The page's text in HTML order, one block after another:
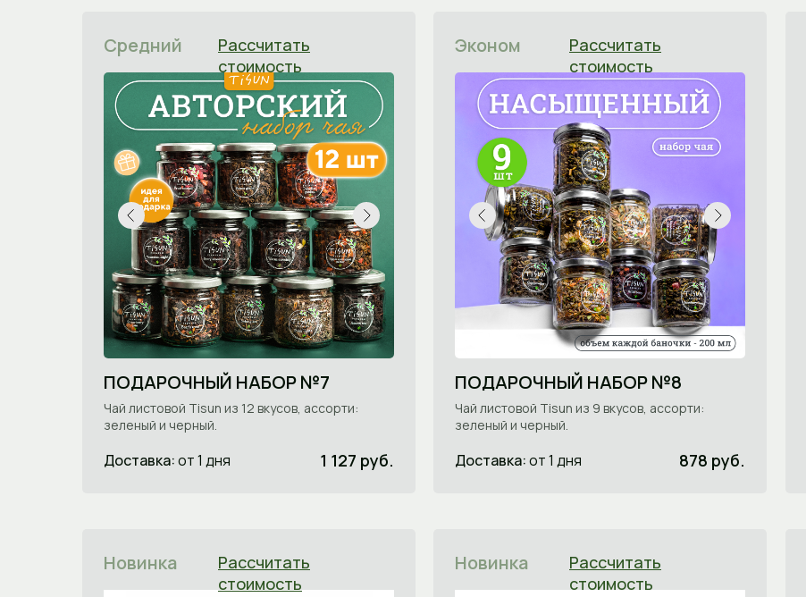
Новинка
Рассчитать
стоимость
Средний
Рассчитать
стоимость
Эконом
Рассчитать
стоимость
Новинка
Рассчитать
стоимость
ПОДАРОЧНЫЙ НАБОР №7
Чай листовой Tisun из 12 вкусов, ассорти:
зеленый и черный.
Доставка:от 1 дня 1 127 руб.
ПОДАРОЧНЫЙ НАБОР №8
Чай листовой Tisun из 9 вкусов, ассорти:
зеленый и черный.
Доставка:от 1 дня 878 руб.